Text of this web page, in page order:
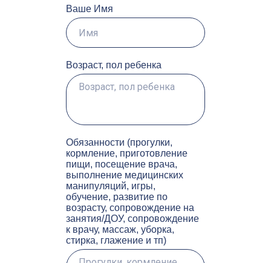
Ваше Имя
Возраст, пол ребенка
Обязанности (прогулки,
кормление, приготовление
пищи, посещение врача,
выполнение медицинских
манипуляций, игры,
обучение, развитие по
возрасту, сопровождение на
занятия/ДОУ, сопровождение
к врачу, массаж, уборка,
стирка, глажение и тп)